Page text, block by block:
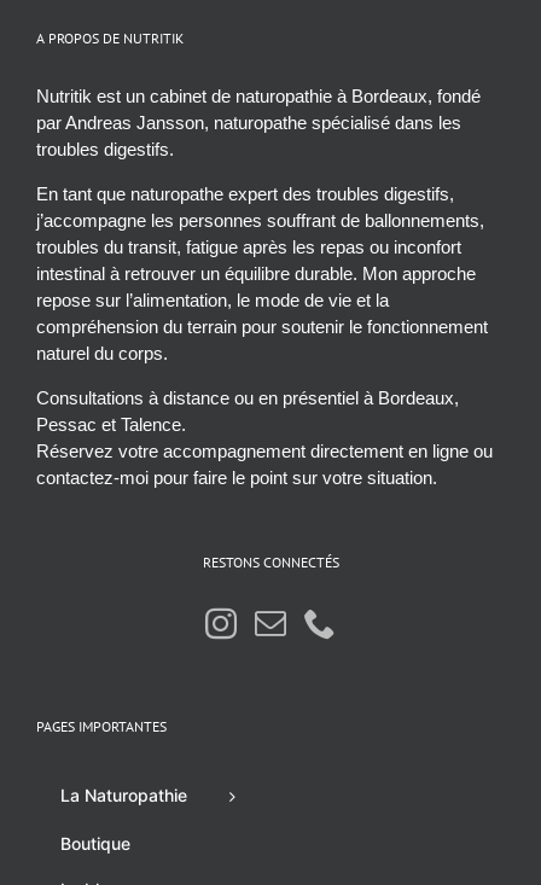
A PROPOS DE NUTRITIK
Nutritik est un cabinet de naturopathie à Bordeaux, fondé
par Andreas Jansson, naturopathe spécialisé dans les
troubles digestifs.
En tant que naturopathe expert des troubles digestifs,
j’accompagne les personnes souffrant de ballonnements,
troubles du transit, fatigue après les repas ou inconfort
intestinal à retrouver un équilibre durable. Mon approche
repose sur l’alimentation, le mode de vie et la
compréhension du terrain pour soutenir le fonctionnement
naturel du corps.
Consultations à distance ou en présentiel à Bordeaux,
Pessac et Talence.
Réservez votre accompagnement directement en ligne ou
contactez-moi pour faire le point sur votre situation.
RESTONS CONNECTÉS
PAGES IMPORTANTES
La Naturopathie
Boutique